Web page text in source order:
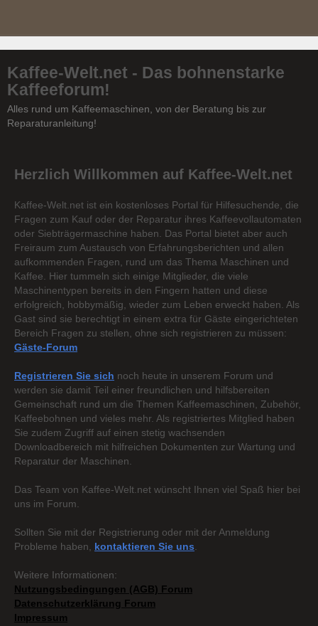
Kaffee-Welt.net - Das bohnenstarke
Kaffeeforum!
Alles rund um Kaffeemaschinen, von der Beratung bis zur
Reparaturanleitung!
Herzlich Willkommen auf Kaffee-Welt.net
Kaffee-Welt.net ist ein kostenloses Portal für Hilfesuchende, die
Fragen zum Kauf oder der Reparatur ihres Kaffeevollautomaten
oder Siebträgermaschine haben. Das Portal bietet aber auch
Freiraum zum Austausch von Erfahrungsberichten und allen
aufkommenden Fragen, rund um das Thema Maschinen und
Kaffee. Hier tummeln sich einige Mitglieder, die viele
Maschinentypen bereits in den Fingern hatten und diese
erfolgreich, hobbymäßig, wieder zum Leben erweckt haben. Als
Gast sind sie berechtigt in einem extra für Gäste eingerichteten
Bereich Fragen zu stellen, ohne sich registrieren zu müssen:
Gäste-Forum
Registrieren Sie sich noch heute in unserem Forum und
werden sie damit Teil einer freundlichen und hilfsbereiten
Gemeinschaft rund um die Themen Kaffeemaschinen, Zubehör,
Kaffeebohnen und vieles mehr. Als registriertes Mitglied haben
Sie zudem Zugriff auf einen stetig wachsenden
Downloadbereich mit hilfreichen Dokumenten zur Wartung und
Reparatur der Maschinen.
Das Team von Kaffee-Welt.net wünscht Ihnen viel Spaß hier bei
uns im Forum.
Sollten Sie mit der Registrierung oder mit der Anmeldung
Probleme haben, kontaktieren Sie uns
Weitere Informationen:
Nutzungsbedingungen (AGB) Forum
Datenschutzerklärung Forum
Impressum